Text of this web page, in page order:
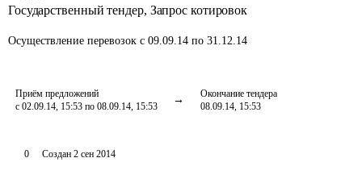
Государственный тендер, Запрос котировок
Осуществление перевозок с 09.09.14 по 31.12.14
Приём предложений
с 02.09.14, 15:53 по 08.09.14, 15:53
Окончание тендера
08.09.14, 15:53
0 Создан 2 сен 2014